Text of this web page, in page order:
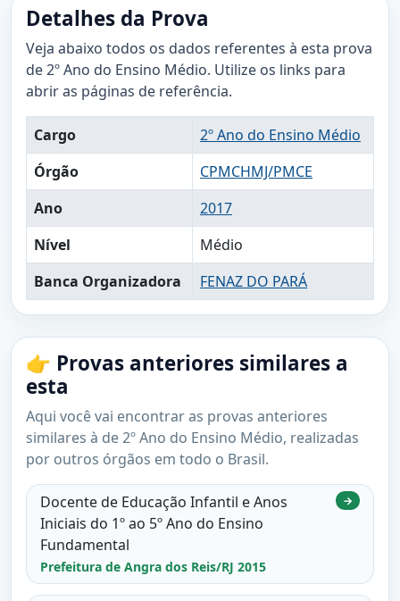
Detalhes da Prova
Veja abaixo todos os dados referentes à esta prova
de 2º Ano do Ensino Médio. Utilize os links para
abrir as páginas de referência.
Cargo
2º Ano do Ensino Médio
Órgão
CPMCHMJ/PMCE
Ano
2017
Nível
Médio
Banca Organizadora
FENAZ DO PARÁ
👉 Provas anteriores similares a
esta
Aqui você vai encontrar as provas anteriores
similares à de 2º Ano do Ensino Médio, realizadas
por outros órgãos em todo o Brasil.
Docente de Educação Infantil e Anos
Iniciais do 1º ao 5º Ano do Ensino
Fundamental
Prefeitura de Angra dos Reis/RJ 2015
→